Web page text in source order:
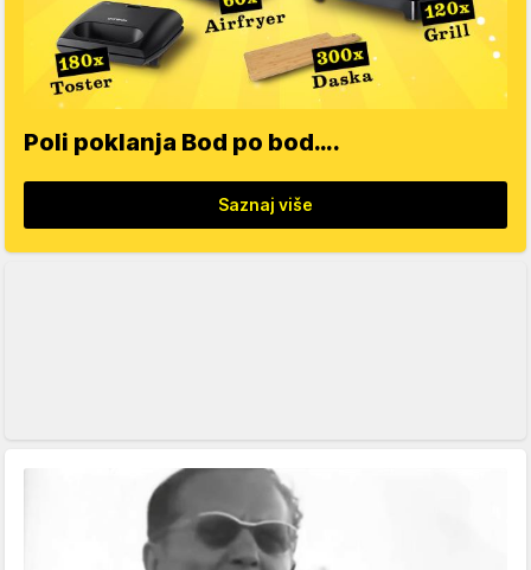
Poli poklanja Bod po bod….
Saznaj više